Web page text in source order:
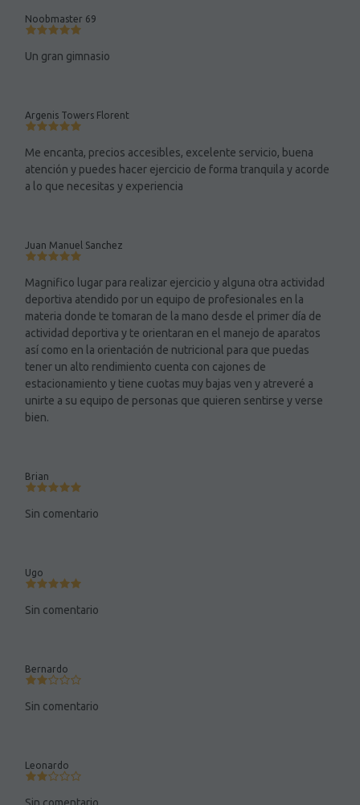
Noobmaster 69
Un gran gimnasio
Argenis Towers Florent
Me encanta, precios accesibles, excelente servicio, buena
atención y puedes hacer ejercicio de forma tranquila y acorde
a lo que necesitas y experiencia
Juan Manuel Sanchez
Magnifico lugar para realizar ejercicio y alguna otra actividad
deportiva atendido por un equipo de profesionales en la
materia donde te tomaran de la mano desde el primer día de
actividad deportiva y te orientaran en el manejo de aparatos
así como en la orientación de nutricional para que puedas
tener un alto rendimiento cuenta con cajones de
estacionamiento y tiene cuotas muy bajas ven y atreveré a
unirte a su equipo de personas que quieren sentirse y verse
bien.
Brian
Sin comentario
Ugo
Sin comentario
Bernardo
Sin comentario
Leonardo